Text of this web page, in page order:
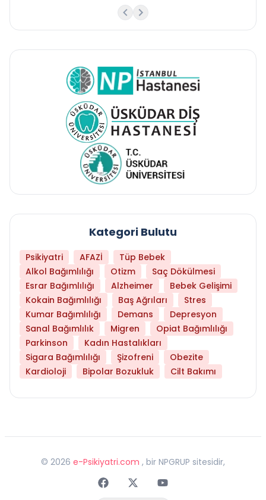
Kategori Bulutu
Psikiyatri AFAZİ
Tüp Bebek
Alkol Bağımlılığı
Otizm
Saç Dökülmesi
Esrar Bağımlılığı
Alzheimer
Bebek Gelişimi
Kokain Bağımlılığı
Baş Ağrıları
Stres
Kumar Bağımlılığı
Demans
Depresyon
Sanal Bağımlılık
Migren
Opiat Bağımlılığı
Parkinson
Kadın Hastalıkları
Sigara Bağımlılığı
Şizofreni
Obezite
Kardioloji
Bipolar Bozukluk Cilt Bakımı
© 2026 e-Psikiyatri.com , bir NPGRUP sitesidir,
FaceebokTwitterYoutube